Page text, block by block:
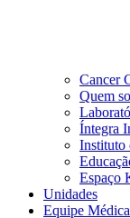
Cancer
Quem
Íntegra
Instituto
Espaço
Unidades
Equipe Médica